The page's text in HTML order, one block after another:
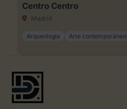
Centro Centro
Madrid
Arqueología Arte contemporáneo